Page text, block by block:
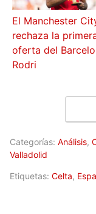
El Manchester
rechaza la
oferta del
Rodri
Categorías: Análisis,
Valladolid
Etiquetas: Celta,